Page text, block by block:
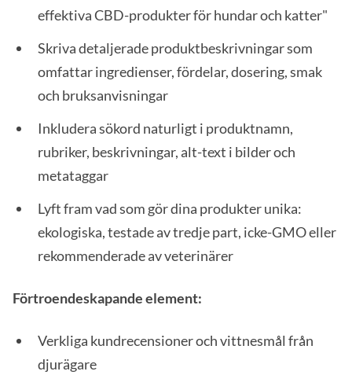
effektiva CBD-produkter för hundar och katter"
Skriva detaljerade produktbeskrivningar som
omfattar ingredienser, fördelar, dosering, smak
och bruksanvisningar
Inkludera sökord naturligt i produktnamn,
rubriker, beskrivningar, alt-text i bilder och
metataggar
Lyft fram vad som gör dina produkter unika:
ekologiska, testade av tredje part, icke-GMO eller
rekommenderade av veterinärer
Förtroendeskapande element:
Verkliga kundrecensioner och vittnesmål från
djurägare